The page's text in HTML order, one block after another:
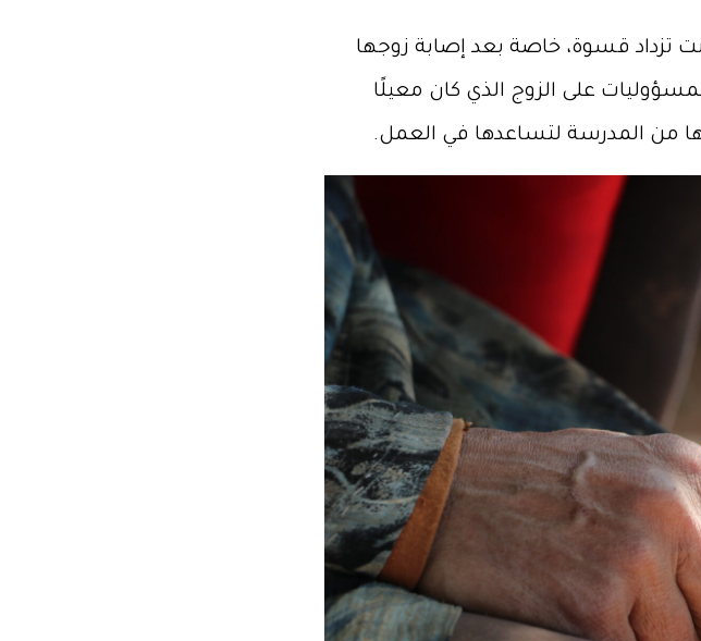
تزداد قسوة، خاصة بعد إصابة زوجها
على الزوج الذي كان معيلًا
من المدرسة لتساعدها في العمل.